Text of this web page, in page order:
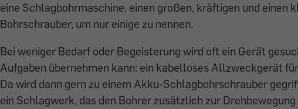
eine Schlagbohrmaschine, einen großen, kräftigen und einen
Bohrschrauber, um nur einige zu nennen.
Bei weniger Bedarf oder Begeisterung wird oft ein Gerät
Aufgaben übernehmen kann: ein kabelloses Allzweckgerät
Da wird dann gern zu einem Akku-Schlagbohrschrauber
ein Schlagwerk, das den Bohrer zusätzlich zur